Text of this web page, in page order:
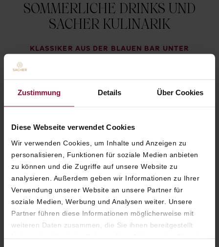
Zustimmung Details Über Cookies
Diese Webseite verwendet Cookies
Wir verwenden Cookies, um Inhalte und Anzeigen zu
personalisieren, Funktionen für soziale Medien anbieten
zu können und die Zugriffe auf unsere Website zu
analysieren. Außerdem geben wir Informationen zu Ihrer
Verwendung unserer Website an unsere Partner für
soziale Medien, Werbung und Analysen weiter. Unsere
Partner führen diese Informationen möglicherweise mit
weiteren Daten zusammen, die Sie ihnen bereitgestellt
SOMMERLICHE DRINKS UND
SACHER KULINARIK
KLASSIKER AUS DER BLAUEN BAR UNTER
Original Sacher-Torte
Italicus Spritz
Champagne Cocktail
– Prickelnd-elegant,
veredelt mit Orange
Burrata – Leicht mit Walnuss-Pesto und
Bittersalat
Sacher Petit Beef Burger– Klassisch serviert
mit French Fries